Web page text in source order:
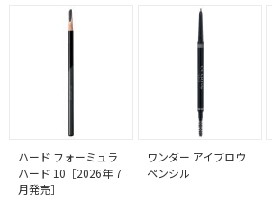
ハード フォーミュラ
ハード 10［2026年 7
月発売］
ワンダー アイブロウ
ペンシル